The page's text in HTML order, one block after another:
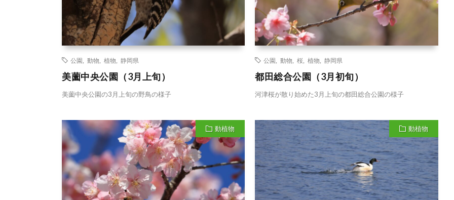
公園 動物 植物 静岡県
美薗中央公園（3月上旬）
美薗中央公園の3月上旬の野鳥の様子
公園 ,動物 ,桜 ,植物 ,静岡県
都田総合公園（3月初旬）
河津桜が散り始めた3月上旬の都田総合公園の様子
動植物 動植物